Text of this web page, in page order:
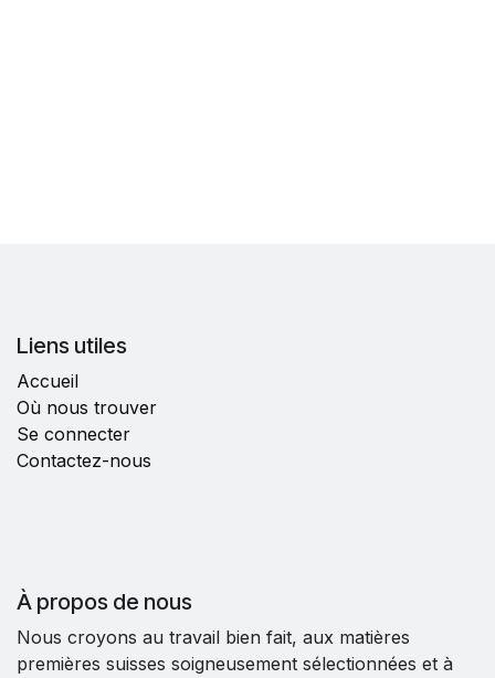
Liens utiles
Accueil
Où nous trouver
Se connecter
Contactez-nous
À propos de nous
Nous croyons au travail bien fait, aux matières
premières suisses soigneusement sélectionnées et à